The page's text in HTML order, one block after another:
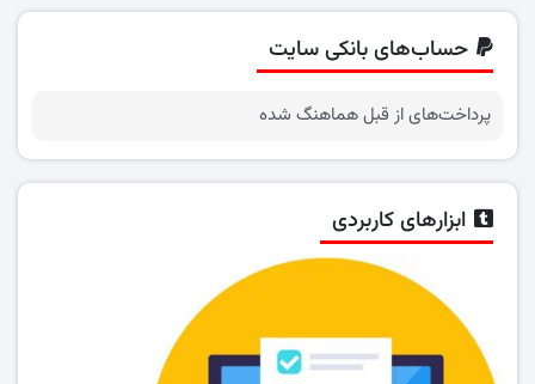
حساب‌های بانکی سایت
پرداخت‌های از قبل هماهنگ شده
ابزارهای کاربردی